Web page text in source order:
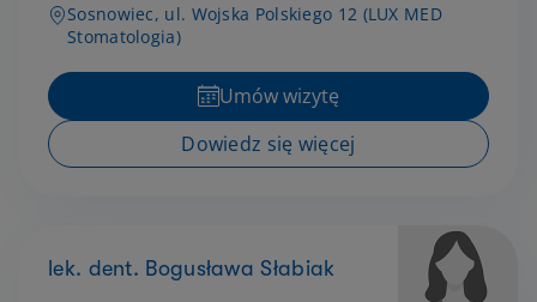
Sosnowiec, ul. Wojska Polskiego 12 (LUX MED
Stomatologia)
Umów wizytę
Dowiedz się więcej
lek. dent. Bogusława Słabiak